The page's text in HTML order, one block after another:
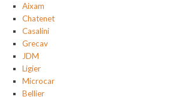
Aixam
Chatenet
Casalini
Grecav
JDM
Ligier
Microcar
Bellier